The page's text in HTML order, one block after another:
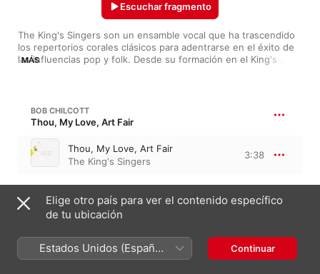
The King's Singers son un ensamble vocal que ha trascendido
los repertorios corales clásicos para adentrarse en el éxito de
las influencias pop y folk. Desde su formación en el King's
sonido lúdico y clásico. Se han presentado en escenarios y
medios de todo el mundo por más de 40 años. Prueba esta
grupo británico.
MÁS
Escuchar fragmento
BOB CHILCOTT
Thou, My Love, Art Fair
Thou, My Love, Art Fair
The King's Singers
3:38
CHILCOTT 6:09
Greensleeves
The King's Singers
3:02
Elige otro país para ver el contenido específico
de tu ubicación
Estados Unidos (Español
México)
Continuar